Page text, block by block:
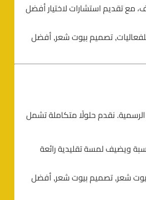
مع تقديم استشارات لاختيار أفضل
تصميم بيوت شعر, أفضل
نقدم حلولًا متكاملة تشمل
ويضيف لمسة تقليدية رائعة
بيوت شعر, تصميم بيوت شعر, أفضل